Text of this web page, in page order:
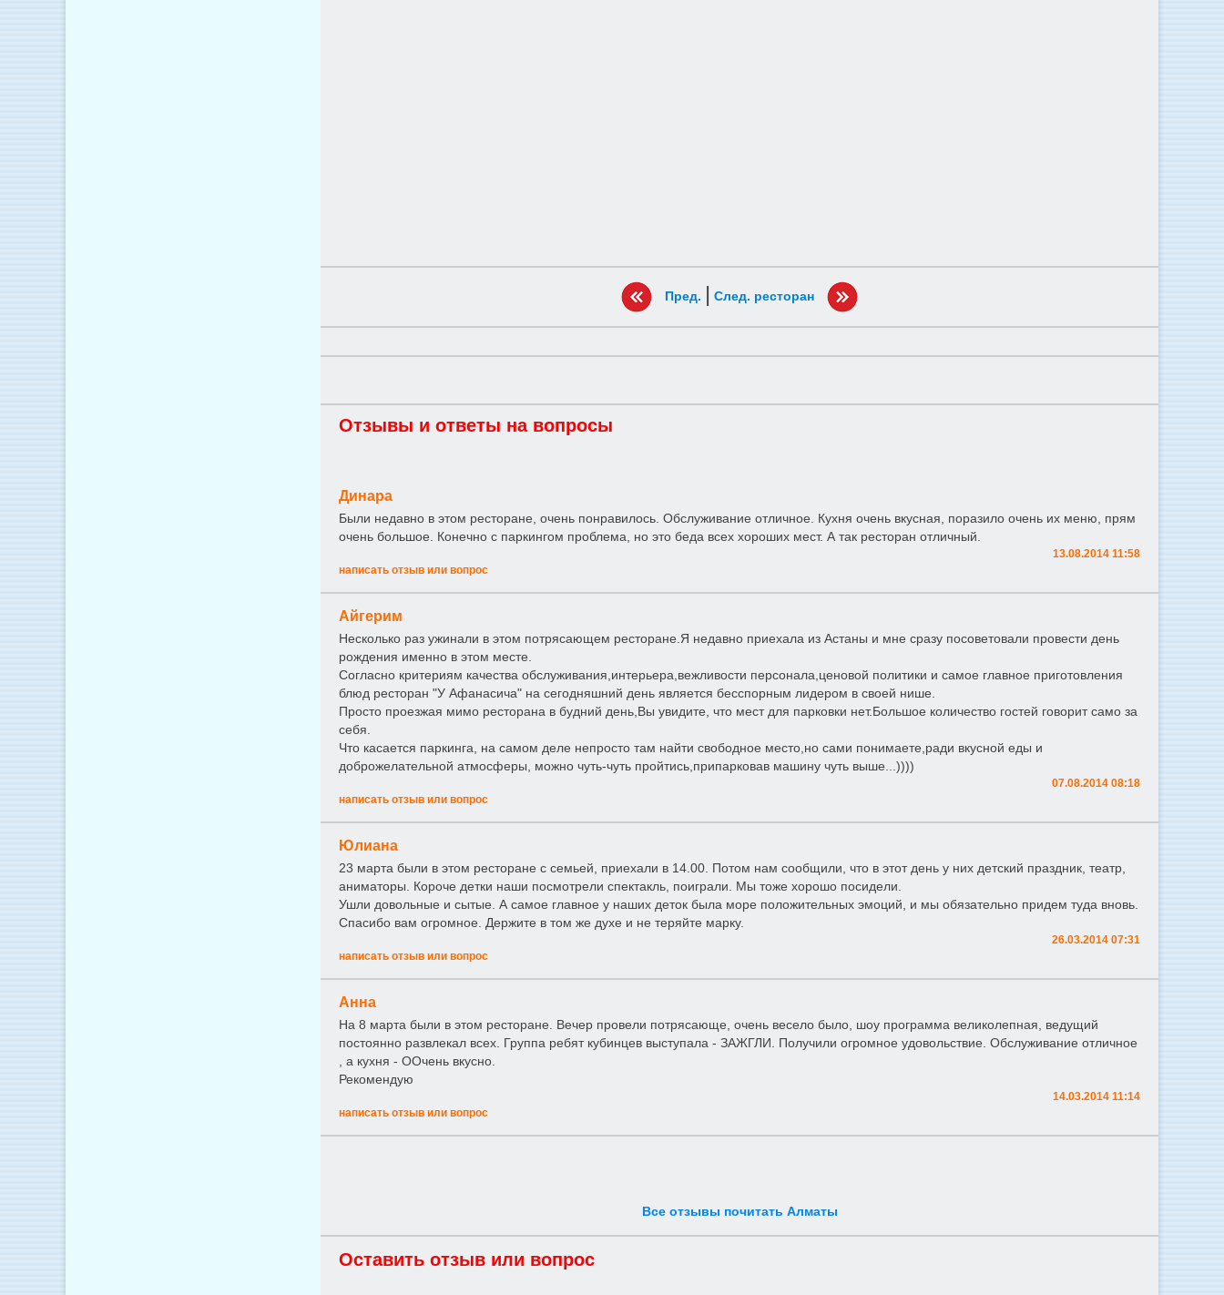
Пред. | След. ресторан
Отзывы и ответы на вопросы
Динара
Были недавно в этом ресторане, очень понравилось. Обслуживание отличное. Кухня очень вкусная, поразило очень их меню, прям
очень большое. Конечно с паркингом проблема, но это беда всех хороших мест. А так ресторан отличный.
13.08.2014 11:58
написать отзыв или вопрос
Айгерим
Несколько раз ужинали в этом потрясающем ресторане.Я недавно приехала из Астаны и мне сразу посоветовали провести день
рождения именно в этом месте.
Согласно критериям качества обслуживания,интерьера,вежливости персонала,ценовой политики и самое главное приготовления
блюд ресторан "У Афанасича" на сегодняшний день является бесспорным лидером в своей нише.
Просто проезжая мимо ресторана в будний день,Вы увидите, что мест для парковки нет.Большое количество гостей говорит само за
себя.
Что касается паркинга, на самом деле непросто там найти свободное место,но сами понимаете,ради вкусной еды и
доброжелательной атмосферы, можно чуть-чуть пройтись,припарковав машину чуть выше...))))
07.08.2014 08:18
написать отзыв или вопрос
Юлиана
23 марта были в этом ресторане с семьей, приехали в 14.00. Потом нам сообщили, что в этот день у них детский праздник, театр,
аниматоры. Короче детки наши посмотрели спектакль, поиграли. Мы тоже хорошо посидели.
Ушли довольные и сытые. А самое главное у наших деток была море положительных эмоций, и мы обязательно придем туда вновь.
Спасибо вам огромное. Держите в том же духе и не теряйте марку.
26.03.2014 07:31
написать отзыв или вопрос
Анна
На 8 марта были в этом ресторане. Вечер провели потрясающе, очень весело было, шоу программа великолепная, ведущий
постоянно развлекал всех. Группа ребят кубинцев выступала - ЗАЖГЛИ. Получили огромное удовольствие. Обслуживание отличное
, а кухня - ООчень вкусно.
Рекомендую
14.03.2014 11:14
написать отзыв или вопрос
Все отзывы почитать Алматы
Оставить отзыв или вопрос